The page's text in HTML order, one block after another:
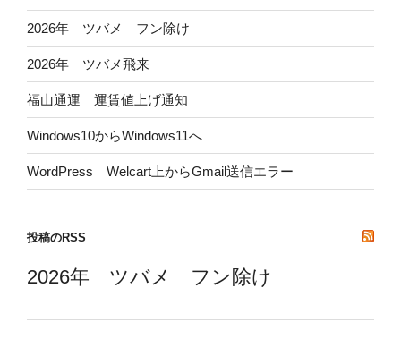
2026年 ツバメ フン除け
2026年 ツバメ飛来
福山通運 運賃値上げ通知
Windows10からWindows11へ
WordPress Welcart上からGmail送信エラー
投稿のRSS
2026年 ツバメ フン除け